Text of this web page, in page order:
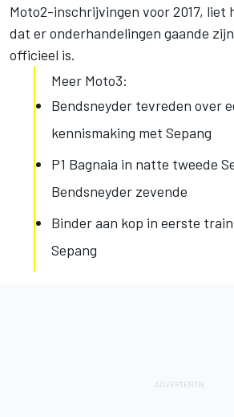
Moto2-inschrijvingen voor 2017, liet
dat er onderhandelingen gaande
officieel is.
Meer Moto3:
Bendsneyder tevreden over
kennismaking met Sepang
P1 Bagnaia in natte tweede
Bendsneyder zevende
Binder aan kop in eerste
Sepang